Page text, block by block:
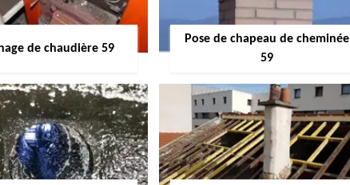
de chaudière 59
Pose de chapeau de cheminée
59